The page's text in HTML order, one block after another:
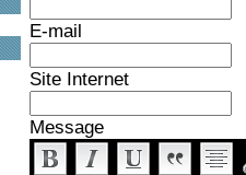
الثقالة
E-mail
Site Internet
Message